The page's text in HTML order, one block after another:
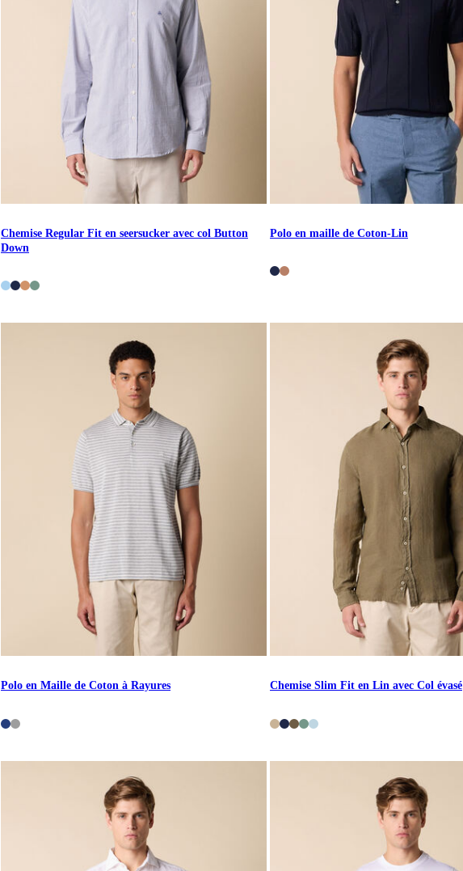
Chemise Regular Fit en seersucker avec col Button
Down
Polo en maille de Coton-Lin
Polo en Maille de Coton à Rayures Chemise Slim Fit en Lin avec Col évasé